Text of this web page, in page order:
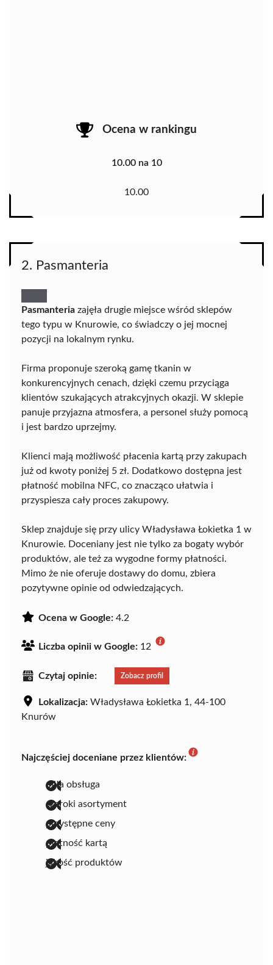
Ocena w rankingu
10.00 na 10
10.00
2. Pasmanteria
Pasmanteria zajęła drugie miejsce wśród sklepów
tego typu w Knurowie, co świadczy o jej mocnej
pozycji na lokalnym rynku.
Firma proponuje szeroką gamę tkanin w
konkurencyjnych cenach, dzięki czemu przyciąga
klientów szukających atrakcyjnych okazji. W sklepie
panuje przyjazna atmosfera, a personel służy pomocą
i jest bardzo uprzejmy.
Klienci mają możliwość płacenia kartą przy zakupach
już od kwoty poniżej 5 zł. Dodatkowo dostępna jest
płatność mobilna NFC, co znacząco ułatwia i
przyspiesza cały proces zakupowy.
Sklep znajduje się przy ulicy Władysława Łokietka 1 w
Knurowie. Doceniany jest nie tylko za bogaty wybór
produktów, ale też za wygodne formy płatności.
Mimo że nie oferuje dostawy do domu, zbiera
pozytywne opinie od odwiedzających.
Ocena w Google: 4.2
Liczba opinii w Google: 12
Czytaj opinie: Zobacz profil
Lokalizacja: Władysława Łokietka 1, 44-100
Knurów
Najczęściej doceniane przez klientów:
miła obsługa
szeroki asortyment
przystępne ceny
płatność kartą
jakość produktów